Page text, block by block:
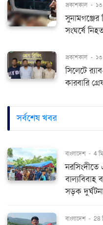
প্রকাশকাল -
সংঘর্ষে
প্রকাশকাল -
সিলেটে
কারবারি
সর্বশেষ খবর
বাংলাদেশ - 4
নরসিংদীতে
বাল্যবিবাহ
সড়ক
বাংলাদেশ - 28